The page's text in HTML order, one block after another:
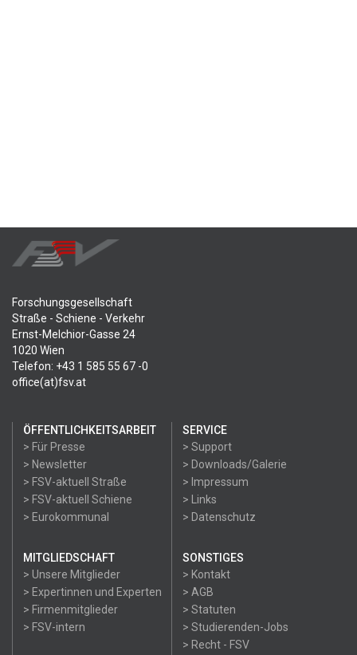
Forschungsgesellschaft
Straße - Schiene - Verkehr
Ernst-Melchior-Gasse 24
1020 Wien
Telefon: +43 1 585 55 67 -0
office(at)fsv.at
ÖFFENTLICHKEITSARBEIT
> Für Presse
> Newsletter
> FSV-aktuell Straße
> FSV-aktuell Schiene
> Eurokommunal
SERVICE
> Support
> Downloads/Galerie
> Impressum
> Links
> Datenschutz
MITGLIEDSCHAFT
> Unsere Mitglieder
> Expertinnen und Experten
> Firmenmitglieder
> FSV-intern
SONSTIGES
> Kontakt
> AGB
> Statuten
> Studierenden-Jobs
> Recht - FSV